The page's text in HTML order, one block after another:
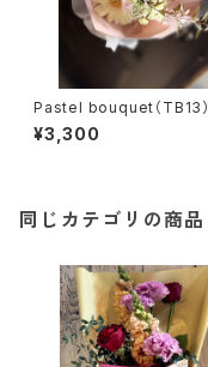
Pastel bouquet（TB13）
¥3,300
同じカテゴリの商品